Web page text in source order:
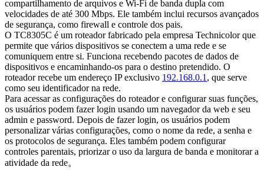
compartilhamento de arquivos e Wi-Fi de banda dupla com
velocidades de até 300 Mbps. Ele também inclui recursos avançados
de segurança, como firewall e controle dos pais.
O TC8305C é um roteador fabricado pela empresa Technicolor que
permite que vários dispositivos se conectem a uma rede e se
comuniquem entre si. Funciona recebendo pacotes de dados de
dispositivos e encaminhando-os para o destino pretendido. O
roteador recebe um endereço IP exclusivo 192.168.0.1 , que serve
como seu identificador na rede.
Para acessar as configurações do roteador e configurar suas funções,
os usuários podem fazer login usando um navegador da web e seu
admin e password. Depois de fazer login, os usuários podem
personalizar várias configurações, como o nome da rede, a senha e
os protocolos de segurança. Eles também podem configurar
controles parentais, priorizar o uso da largura de banda e monitorar a
atividade da rede。